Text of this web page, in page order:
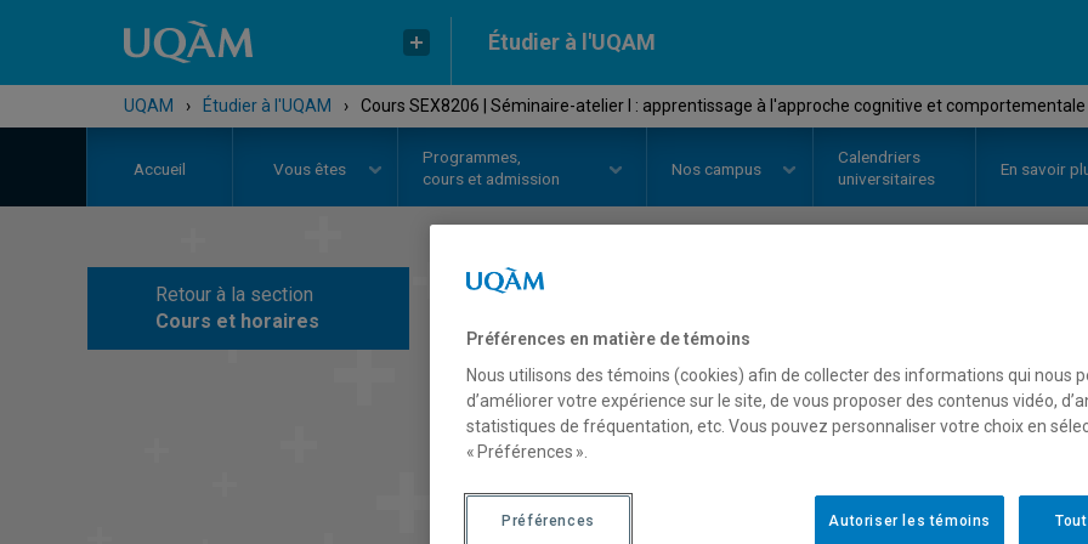
Étudier à l'UQAM
UQAM › Étudier à l'UQAM › Cours SEX8206 | Séminaire-atelier I : apprentissage à l'approche cognitive et
Accueil Vous êtes
Programmes,
cours et admission
Nos campus
Calendriers
universitaires
En savoir
Retour à la section
Cours et horaires
Séminaire-
l'approche cognitive et
thérapie sexuelle
Description Horaire - Été 2026
Préférences en matière de témoins
Nous utilisons des témoins (cookies) afin de collecter des informations qui nous
d’améliorer votre expérience sur le site, de vous proposer des contenus vidéo,
statistiques de fréquentation, etc. Vous pouvez personnaliser votre choix en
« Préférences ».
Autoriser les témoins
Préférences